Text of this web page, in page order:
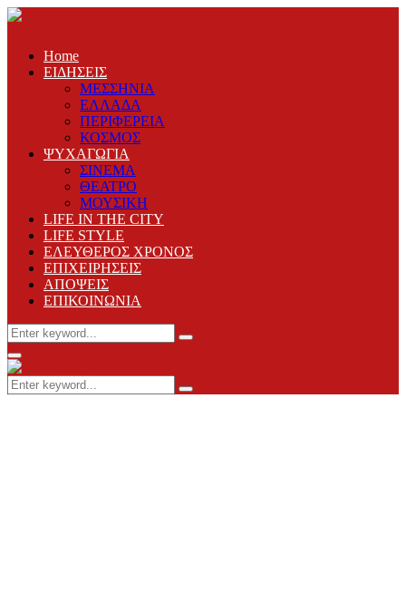
Home
ΕΙΔΗΣΕΙΣ
ΜΕΣΣΗΝΙΑ
ΕΛΛΑΔΑ
ΠΕΡΙΦΕΡΕΙΑ
ΚΟΣΜΟΣ
ΨΥΧΑΓΩΓΙΑ
ΣΙΝΕΜΑ
ΘΕΑΤΡΟ
ΜΟΥΣΙΚΗ
LIFE IN THE CITY
LIFE STYLE
ΕΛΕΥΘΕΡΟΣ ΧΡΟΝΟΣ
ΕΠΙΧΕΙΡΗΣΕΙΣ
ΑΠΟΨΕΙΣ
ΕΠΙΚΟΙΝΩΝΙΑ
Search
for:
Search
Primary
Menu
Search
for:
Search